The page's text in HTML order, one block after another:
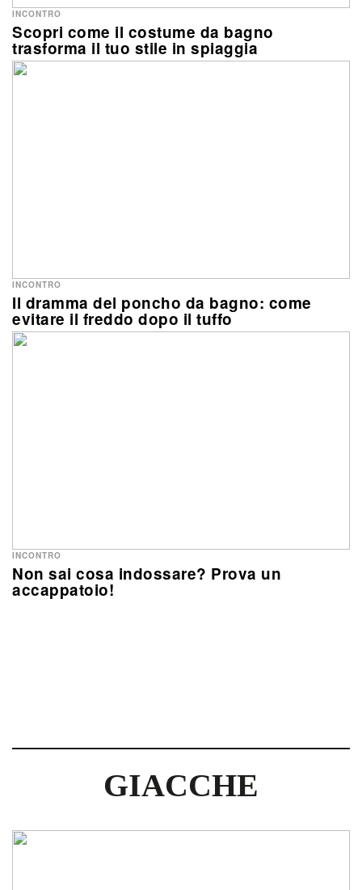
Scopri come il costume da bagno
trasforma il tuo stile in spiaggia
INCONTRO
Il dramma del poncho da bagno: come
evitare il freddo dopo il tuffo
INCONTRO
Non sai cosa indossare? Prova un
accappatoio!
INCONTRO
GIACCHE